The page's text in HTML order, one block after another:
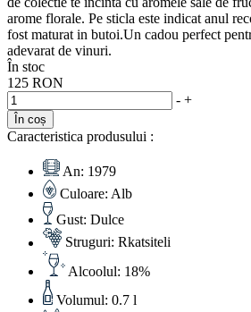
arome florale. Pe sticla este indicat anul
fost maturat in butoi.Un cadou perfect
adevarat de vinuri.
În stoc
125 RON
- +
În coș
Caracteristica produsului :
An: 1979
Culoare: Alb
Gust:Dulce
Struguri:Rkatsiteli
Alcoolul: 18%
Volumul: 0.7 l